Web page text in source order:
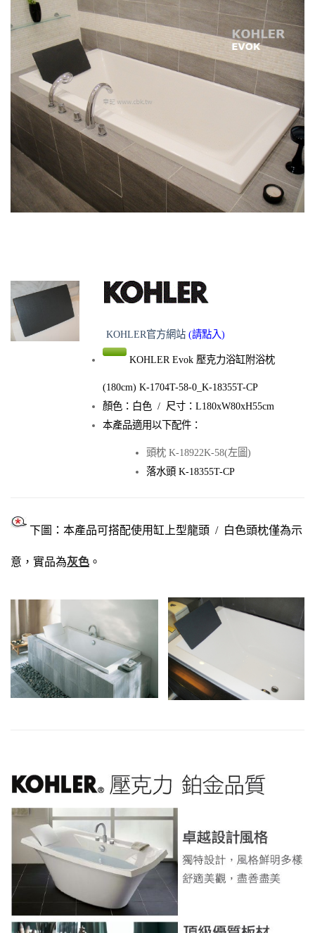
KOHLER官方網站 (請點入)
KOHLER Evok 壓克力浴缸附浴枕
(180cm) K-1704T-58-0_K-18355T-CP
顏色：白色 / 尺寸：L180xW80xH55cm
本產品適用以下配件：
頭枕 K-18922K-58(左圖)
落水頭 K-18355T-CP
下圖：本產品可搭配使用缸上型龍頭 / 白色頭枕僅為示
意，實品為灰色 。